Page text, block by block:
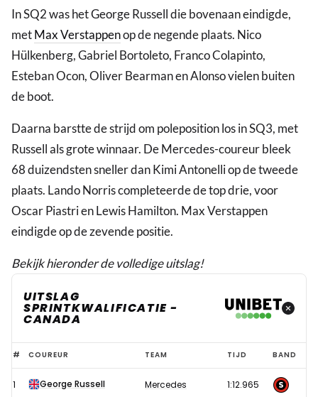
In SQ2 was het George Russell die bovenaan eindigde,
metMax Verstappenop de negende plaats. Nico
Hülkenberg, Gabriel Bortoleto, Franco Colapinto,
Esteban Ocon, Oliver Bearman en Alonso vielen buiten
de boot.
Daarna barstte de strijd om poleposition los in SQ3, met
Russell als grote winnaar. De Mercedes-coureur bleek
68 duizendsten sneller dan Kimi Antonelli op de tweede
plaats. Lando Norris completeerde de top drie, voor
Oscar Piastri en Lewis Hamilton. Max Verstappen
eindigde op de zevende positie.
Bekijk hieronder de volledige uitslag!
UITSLAG
SPRINTKWALIFICATIE -
CANADA
Uitslag
sprintkwalificatie
F1
# COUREUR TEAM TIJD BAND
1 George Russell Mercedes 1:12.965